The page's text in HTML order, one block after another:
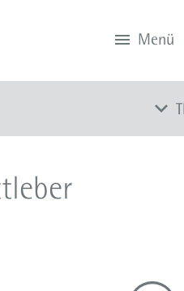
Menü
Zum YouTube-Kanal